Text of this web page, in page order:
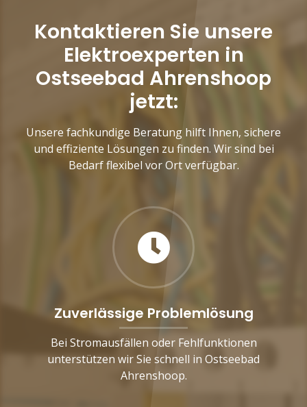
Kontaktieren Sie unsere
Elektroexperten in
Ostseebad Ahrenshoop
jetzt:
Unsere fachkundige Beratung hilft Ihnen, sichere
und effiziente Lösungen zu finden. Wir sind bei
Bedarf flexibel vor Ort verfügbar.
Zuverlässige Problemlösung
Bei Stromausfällen oder Fehlfunktionen
unterstützen wir Sie schnell in Ostseebad
Ahrenshoop.